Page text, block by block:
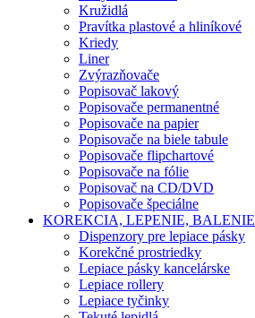
Kružidlá
Pravítka plastové a hliníkové
Kriedy
Liner
Zvýrazňovače
Popisovač lakový
Popisovače permanentné
Popisovače na papier
Popisovače na biele tabule
Popisovače flipchartové
Popisovače na fólie
Popisovač na CD/DVD
Popisovače špeciálne
KOREKCIA, LEPENIE, BALENIE
Dispenzory pre lepiace pásky
Korekčné prostriedky
Lepiace pásky kancelárske
Lepiace rollery
Lepiace tyčinky